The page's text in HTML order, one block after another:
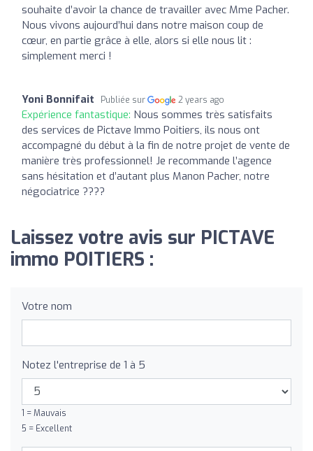
souhaite d’avoir la chance de travailler avec Mme Pacher.
Nous vivons aujourd’hui dans notre maison coup de
cœur, en partie grâce à elle, alors si elle nous lit :
simplement merci !
Yoni Bonnifait Publiée sur 2 years ago
Expérience fantastique: Nous sommes très satisfaits
des services de Pictave Immo Poitiers, ils nous ont
accompagné du début à la fin de notre projet de vente de
manière très professionnel! Je recommande l’agence
sans hésitation et d’autant plus Manon Pacher, notre
négociatrice ????
Laissez votre avis sur PICTAVE
immo POITIERS :
Votre nom
Notez l'entreprise de 1 à 5
1 = Mauvais
5 = Excellent